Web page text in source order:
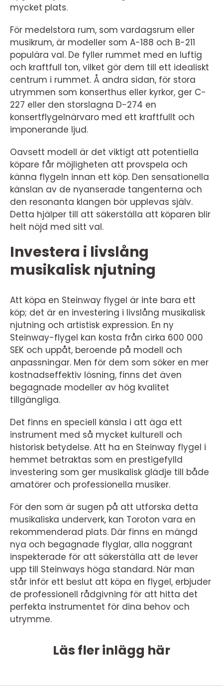
mycket plats.
För medelstora rum, som vardagsrum eller
musikrum, är modeller som A-188 och B-211
populära val. De fyller rummet med en luftig
och kraftfull ton, vilket gör dem till ett idealiskt
centrum i rummet. Å andra sidan, för stora
utrymmen som konserthus eller kyrkor, ger C-
227 eller den storslagna D-274 en
konsertflygelnärvaro med ett kraftfullt och
imponerande ljud.
Oavsett modell är det viktigt att potentiella
köpare får möjligheten att provspela och
känna flygeln innan ett köp. Den sensationella
känslan av de nyanserade tangenterna och
den resonanta klangen bör upplevas själv.
Detta hjälper till att säkerställa att köparen blir
helt nöjd med sitt val.
Investera i livslång
musikalisk njutning
Att köpa en Steinway flygel är inte bara ett
köp; det är en investering i livslång musikalisk
njutning och artistisk expression. En ny
Steinway-flygel kan kosta från cirka 600 000
SEK och uppåt, beroende på modell och
anpassningar. Men för dem som söker en mer
kostnadseffektiv lösning, finns det även
begagnade modeller av hög kvalitet
tillgängliga.
Det finns en speciell känsla i att äga ett
instrument med så mycket kulturell och
historisk betydelse. Att ha en Steinway flygel i
hemmet betraktas som en prestigefylld
investering som ger musikalisk glädje till både
amatörer och professionella musiker.
För den som är sugen på att utforska detta
musikaliska underverk, kan Toroton vara en
rekommenderad plats. Där finns en mängd
nya och begagnade flyglar, alla noggrant
inspekterade för att säkerställa att de lever
upp till Steinways höga standard. När man
står inför ett beslut att köpa en flygel, erbjuder
de professionell rådgivning för att hitta det
perfekta instrumentet för dina behov och
utrymme.
Läs fler inlägg här